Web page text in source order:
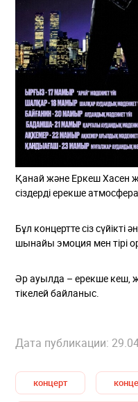
Қанай және Еркеш Хасен
сіздерді ерекше
Бұл концертте сіз
шынайы эмоция мен тірі
Әр ауылда – ерекше кеш,
тікелей байланыс.
Дата публикации:
концерт